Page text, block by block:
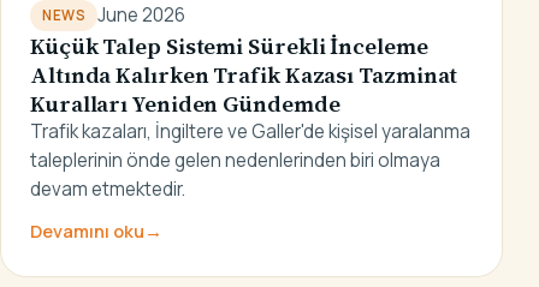
NEWS June 2026
Küçük Talep Sistemi Sürekli İnceleme
Altında Kalırken Trafik Kazası Tazminat
Kuralları Yeniden Gündemde
Trafik kazaları, İngiltere ve Galler'de kişisel yaralanma
taleplerinin önde gelen nedenlerinden biri olmaya
devam etmektedir.
Devamını oku →